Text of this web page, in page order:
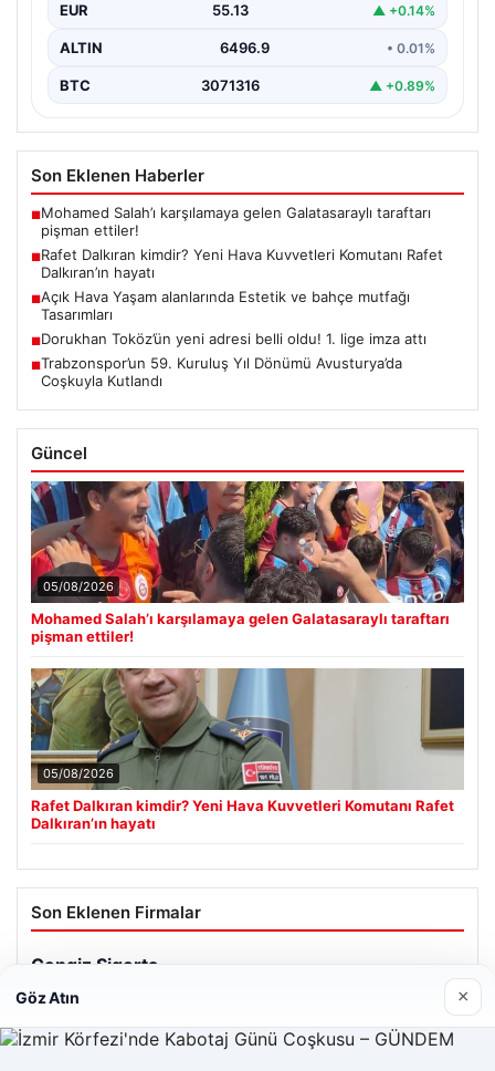
EUR 55.13 ▲ +0.14%
ALTIN 6496.9 • 0.01%
BTC 3071316 ▲ +0.89%
Son Eklenen Haberler
■Mohamed Salah’ı karşılamaya gelen Galatasaraylı taraftarı
pişman ettiler!
■Rafet Dalkıran kimdir? Yeni Hava Kuvvetleri Komutanı Rafet
Dalkıran’ın hayatı
■Açık Hava Yaşam alanlarında Estetik ve bahçe mutfağı
Tasarımları
■Dorukhan Toköz’ün yeni adresi belli oldu! 1. lige imza attı
■Trabzonspor’un 59. Kuruluş Yıl Dönümü Avusturya’da
Coşkuyla Kutlandı
Güncel
05/08/2026
Mohamed Salah’ı karşılamaya gelen Galatasaraylı taraftarı
pişman ettiler!
05/08/2026
Rafet Dalkıran kimdir? Yeni Hava Kuvvetleri Komutanı Rafet
Dalkıran’ın hayatı
Son Eklenen Firmalar
Göz Atın ×